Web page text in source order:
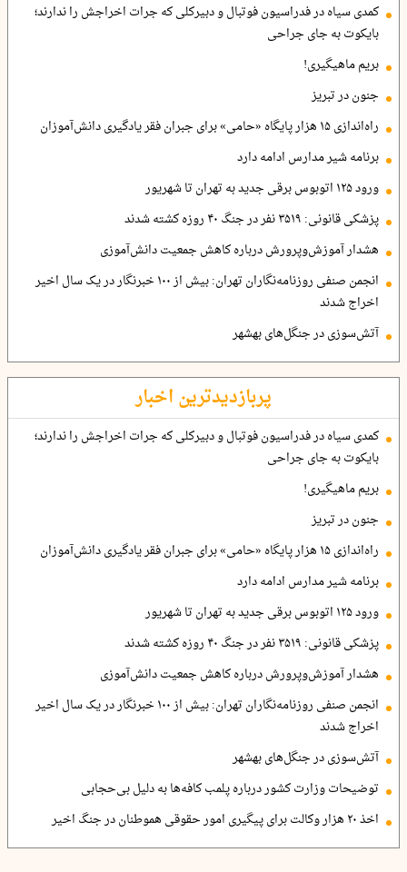
کمدی سیاه در فدراسیون فوتبال و دبیرکلی که جرات اخراجش را ندارند؛
بایکوت به جای جراحی
بریم ماهیگیری!
جنون در تبریز
راه‌اندازی ۱۵ هزار پایگاه «حامی» برای جبران فقر یادگیری دانش‌آموزان
برنامه شیر مدارس ادامه دارد
ورود ۱۲۵ اتوبوس برقی جدید به تهران تا شهریور
پزشکی قانونی: ۳۵۱۹ نفر در جنگ ۴۰ روزه کشته شدند
هشدار آموزش‌وپرورش درباره کاهش جمعیت دانش‌آموزی
انجمن صنفی روزنامه‌نگاران تهران: بیش از ۱۰۰ خبرنگار در یک سال اخیر
اخراج شدند
آتش‌سوزی در جنگل‌های بهشهر
پربازدیدترین اخبار
کمدی سیاه در فدراسیون فوتبال و دبیرکلی که جرات اخراجش را ندارند؛
بایکوت به جای جراحی
بریم ماهیگیری!
جنون در تبریز
راه‌اندازی ۱۵ هزار پایگاه «حامی» برای جبران فقر یادگیری دانش‌آموزان
برنامه شیر مدارس ادامه دارد
ورود ۱۲۵ اتوبوس برقی جدید به تهران تا شهریور
پزشکی قانونی: ۳۵۱۹ نفر در جنگ ۴۰ روزه کشته شدند
هشدار آموزش‌وپرورش درباره کاهش جمعیت دانش‌آموزی
انجمن صنفی روزنامه‌نگاران تهران: بیش از ۱۰۰ خبرنگار در یک سال اخیر
اخراج شدند
آتش‌سوزی در جنگل‌های بهشهر
توضیحات وزارت کشور درباره پلمب کافه‌ها به دلیل بی‌حجابی
اخذ ۲۰ هزار وکالت برای پیگیری امور حقوقی هموطنان در جنگ اخیر